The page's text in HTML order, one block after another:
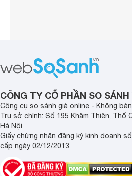
CÔNG TY CỔ PHẦN SO SÁNH
Công cụ so sánh giá online - Không
Trụ sở chính: Số 195 Khâm Thiên, Thổ
Hà Nội
Giấy chứng nhận đăng ký kinh doanh
cấp ngày 02/12/2013